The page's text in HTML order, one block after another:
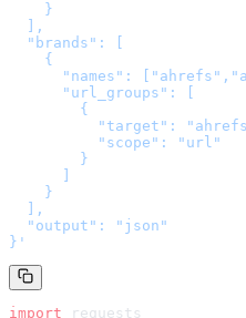
    }
  ],
  "brands": [
    {
"names":
      "url_groups": [
        {
"target":
          "scope": "url"
        }
    }
  ],
  "output": "json"
} '
import requests